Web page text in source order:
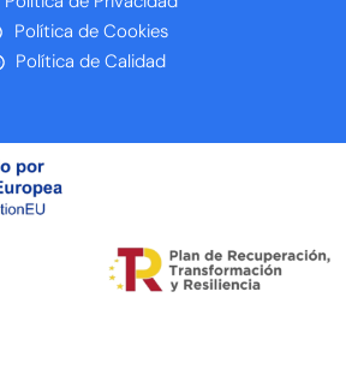
Política de Cookies
Política de Calidad